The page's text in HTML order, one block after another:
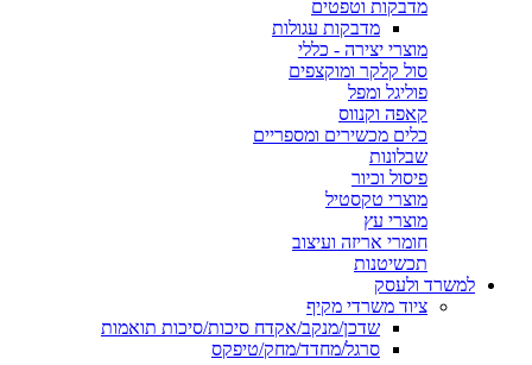
מדבקות וטפטים
מדבקות עגולות
מוצרי יצירה - כללי
סול קלקר ומוקצפים
פוליגל ומפל
קאפה וקנווס
כלים מכשירים ומספריים
שבלונות
פיסול וכיור
מוצרי טקסטיל
מוצרי עץ
חומרי אריזה ועיצוב
תכשיטנות
למשרד ולעסק
ציוד משרדי מקיף
שדכן/מנקב/אקדח סיכות/סיכות תואמות
סרגל/מחדד/מחק/טיפקס